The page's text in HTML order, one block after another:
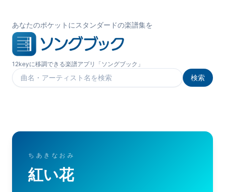
あなたのポケットにスタンダードの楽譜集を
12keyに移調できる楽譜アプリ「ソングブック」
楽曲を検索
検索
ちあきなおみ
紅い花